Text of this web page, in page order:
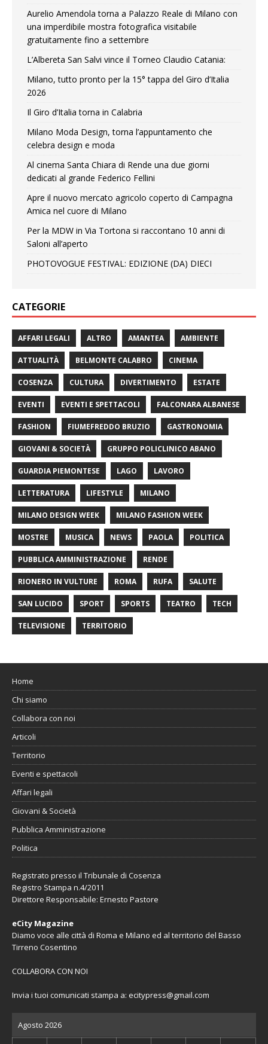
Aurelio Amendola torna a Palazzo Reale di Milano con
una imperdibile mostra fotografica visitabile
gratuitamente fino a settembre
L’Albereta San Salvi vince il Torneo Claudio Catania:
Milano, tutto pronto per la 15° tappa del Giro d’Italia
2026
Il Giro d’Italia torna in Calabria
Milano Moda Design, torna l’appuntamento che
celebra design e moda
Al cinema Santa Chiara di Rende una due giorni
dedicati al grande Federico Fellini
Apre il nuovo mercato agricolo coperto di Campagna
Amica nel cuore di Milano
Per la MDW in Via Tortona si raccontano 10 anni di
Saloni all’aperto
PHOTOVOGUE FESTIVAL: EDIZIONE (DA) DIECI
CATEGORIE
AFFARI LEGALI ALTRO AMANTEA AMBIENTE
ATTUALITÀ BELMONTE CALABRO CINEMA
COSENZA CULTURA DIVERTIMENTO ESTATE
EVENTI EVENTI E SPETTACOLI FALCONARA ALBANESE
FASHION FIUMEFREDDO BRUZIO GASTRONOMIA
GIOVANI & SOCIETÀ GRUPPO POLICLINICO ABANO
GUARDIA PIEMONTESE LAGO LAVORO
LETTERATURA LIFESTYLE MILANO
MILANO DESIGN WEEK MILANO FASHION WEEK
MOSTRE MUSICA NEWS PAOLA POLITICA
PUBBLICA AMMINISTRAZIONE RENDE
RIONERO IN VULTURE ROMA RUFA SALUTE
SAN LUCIDO SPORT SPORTS TEATRO TECH
TELEVISIONE TERRITORIO
Home
Chi siamo
Collabora con noi
Articoli
Territorio
Eventi e spettacoli
Affari legali
Giovani & Società
Pubblica Amministrazione
Politica
Registrato presso il Tribunale di Cosenza
Registro Stampa n.4/2011
Direttore Responsabile: Ernesto Pastore
eCity Magazine
Diamo voce alle città di Roma e Milano ed al territorio del Basso
Tirreno Cosentino
COLLABORA CON NOI
Invia i tuoi comunicati stampa a: ecitypress@gmail.com
Agosto 2026